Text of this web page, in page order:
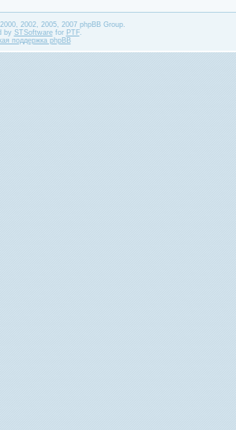
2002, 2005, 2007 phpBB Group.
by STSoftwarefor PTF.
поддержка phpBB